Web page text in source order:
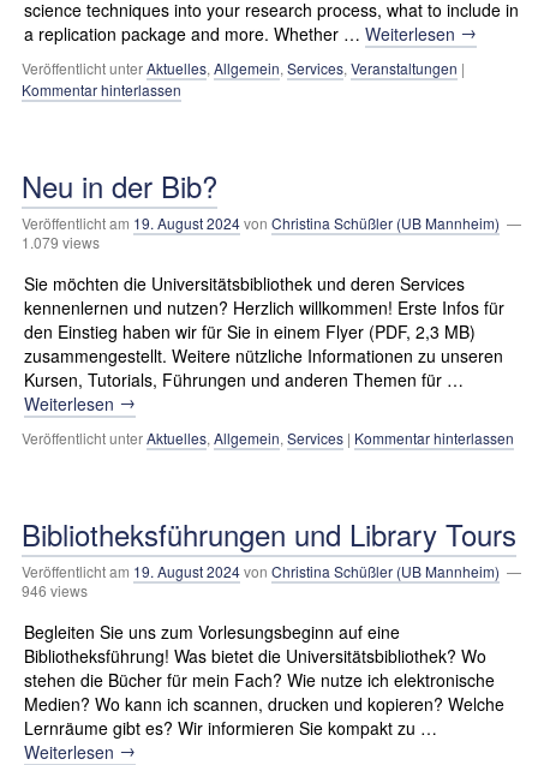
science techniques into your research process, what to include in
a replication package and more. Whether … Weiterlesen →
Veröffentlicht unterAktuelles, Allgemein, Services, Veranstaltungen |
Kommentar hinterlassen
Neu in der Bib?
Veröffentlicht am 19. August 2024von Christina Schüßler (UB Mannheim) —
1.079 views
Sie möchten die Universitätsbibliothek und deren Services
kennenlernen und nutzen? Herzlich willkommen! Erste Infos für
den Einstieg haben wir für Sie in einem Flyer (PDF, 2,3 MB)
zusammengestellt. Weitere nützliche Informationen zu unseren
Kursen, Tutorials, Führungen und anderen Themen für …
Weiterlesen →
Veröffentlicht unterAktuelles, Allgemein, Services | Kommentar hinterlassen
Bibliotheksführungen und Library Tours
Veröffentlicht am 19. August 2024von Christina Schüßler (UB Mannheim) —
946 views
Begleiten Sie uns zum Vorlesungsbeginn auf eine
Bibliotheksführung! Was bietet die Universitätsbibliothek? Wo
stehen die Bücher für mein Fach? Wie nutze ich elektronische
Medien? Wo kann ich scannen, drucken und kopieren? Welche
Lernräume gibt es? Wir informieren Sie kompakt zu …
Weiterlesen →